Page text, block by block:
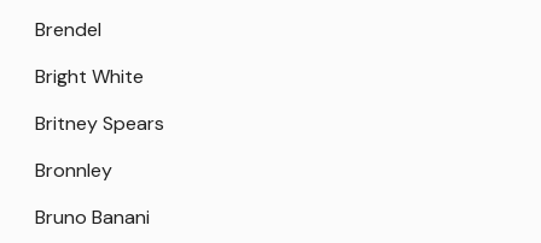
Brendel
Bright White
Britney Spears
Bronnley
Bruno Banani